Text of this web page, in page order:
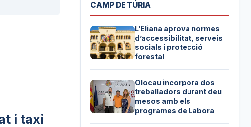
i taxi
CAMP DE TÚRIA
L’Eliana aprova normes
d’accessibilitat, serveis
socials i protecció
forestal
Olocau incorpora dos
treballadors durant deu
mesos amb els
programes de Labora